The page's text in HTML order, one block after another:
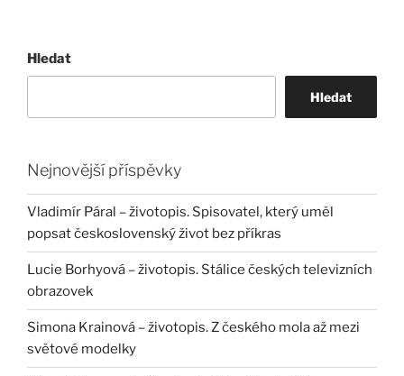
Hledat
Hledat
Nejnovější příspěvky
Vladimír Páral – životopis. Spisovatel, který uměl
popsat československý život bez příkras
Lucie Borhyová – životopis. Stálice českých televizních
obrazovek
Simona Krainová – životopis. Z českého mola až mezi
světové modelky